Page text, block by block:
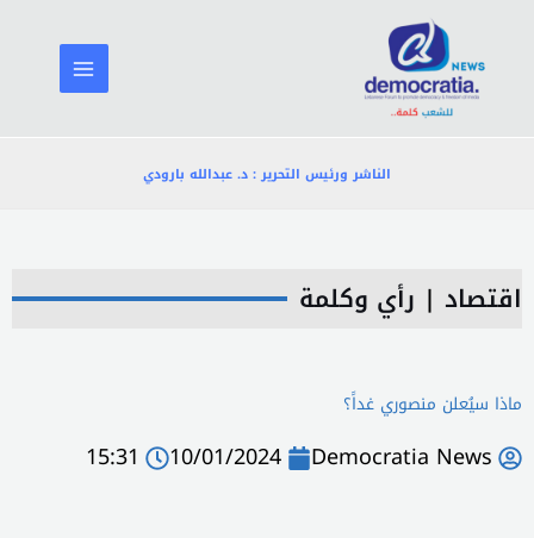
المحتوى
الناشر ورئيس التحرير : د. عبدالله بارودي
اقتصاد | رأي وكلمة
ماذا سيُعلن منصوري غداً؟
Democratia News
10/01/2024
15:31